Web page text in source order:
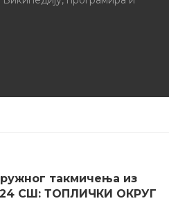
такмичења из
СШ: ТОПЛИЧКИ ОКРУГ